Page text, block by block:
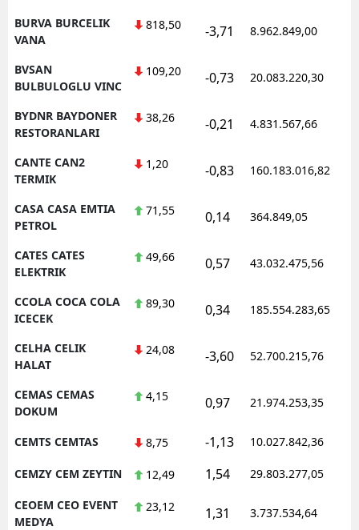
BURVA BURCELIK
VANA
818,50 -3,71 8.962.849,00
BVSAN
BULBULOGLU VINC
109,20 -0,73 20.083.220,30
BYDNR BAYDONER
RESTORANLARI
38,26 -0,21 4.831.567,66
CANTE CAN2
TERMIK
1,20 -0,83 160.183.016,82
CASA CASA EMTIA
PETROL
71,55 0,14 364.849,05
CATES CATES
ELEKTRIK
49,66 0,57 43.032.475,56
CCOLA COCA COLA
ICECEK
89,30 0,34 185.554.283,65
CELHA CELIK
HALAT
24,08 -3,60 52.700.215,76
CEMAS CEMAS
DOKUM
4,15 0,97 21.974.253,35
CEMTS CEMTAS 8,75 -1,13 10.027.842,36
CEMZY CEM ZEYTIN 12,49 1,54 29.803.277,05
CEOEM CEO EVENT
MEDYA
23,12 1,31 3.737.534,64